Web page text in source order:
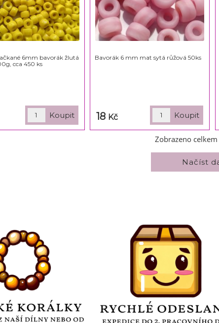
6mm bavorák žlutá
cca 450 ks
Bavorák 6 mm mat sytá růžová 50ks
18 Kč
Zobrazeno celkem